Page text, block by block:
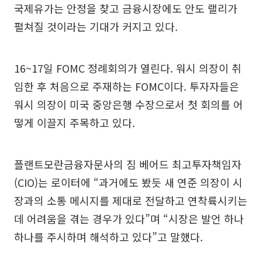
국제유가는 안정을 찾고 금융시장에도 안도 랠리가
펼쳐질 것이라는 기대가 커지고 있다.
16~17일 FOMC 정례회의가 열린다. 워시 의장이 취
임한 후 처음으로 주재하는 FOMC이다. 투자자들은
워시 의장이 미국 중앙은행 수장으로서 첫 회의를 어
떻게 이끌지 주목하고 있다.
플랜트모란금융자문사의 짐 베어드 최고투자책임자
(CIO)는 로이터에 “과거에도 봤듯 새 연준 의장이 시
장과의 소통 메시지를 제대로 전달하고 연착륙시키는
데 어려움을 겪는 경우가 있다”며 “시장은 발언 하나
하나를 주시하며 해석하고 있다”고 말했다.